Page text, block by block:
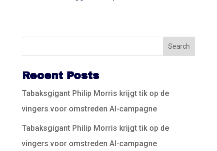
Recent Posts
Tabaksgigant Philip Morris krijgt tik op de
vingers voor omstreden AI-campagne
Tabaksgigant Philip Morris krijgt tik op de
vingers voor omstreden AI-campagne